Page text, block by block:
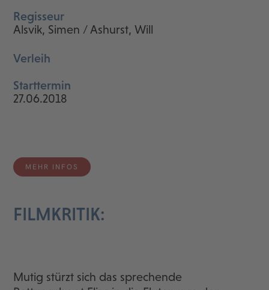
Regisseur
Alsvik, Simen / Ashurst, Will
Verleih
Starttermin
27.06.2018
MEHR INFOS
FILMKRITIK:
Mutig stürzt sich das sprechende